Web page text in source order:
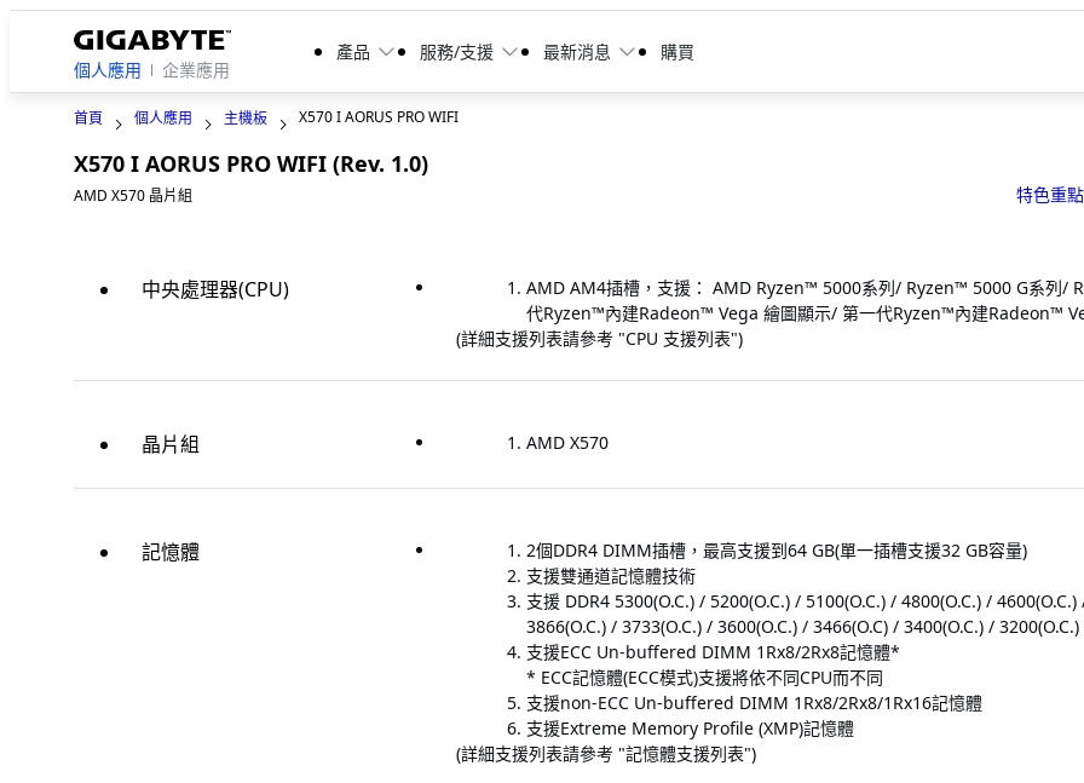
個人應用 企業應用
產品 服務/支援 最新消息 購買
首頁 個人應用 主機板 X570 I AORUS PRO WIFI
X570 I AORUS PRO WIFI (Rev. 1.0)
AMD X570 晶片組 特色重點
中央處理器(CPU)
AMD AM4插槽，支援： AMD Ryzen™ 5000系列/ Ryzen™ 5000 G系列
代Ryzen™內建Radeon™ Vega 繪圖顯示/ 第一代Ryzen™內建Radeon™
(詳細支援列表請參考 "CPU 支援列表")
晶片組 AMD X570
記憶體
2個DDR4 DIMM插槽，最高支援到64 GB(單一插槽支援32 GB容量)
支援雙通道記憶體技術
支援 DDR4 5300(O.C.) / 5200(O.C.) / 5100(O.C.) / 4800(O.C.) /
3866(O.C.) / 3733(O.C.) / 3600(O.C.) / 3466(O.C) / 3400(O.C.) /
支援ECC Un-buffered DIMM 1Rx8/2Rx8記憶體*
* ECC記憶體(ECC模式)支援將依不同CPU而不同
支援non-ECC Un-buffered DIMM 1Rx8/2Rx8/1Rx16記憶體
支援Extreme Memory Profile (XMP)記憶體
(詳細支援列表請參考 "記憶體支援列表")